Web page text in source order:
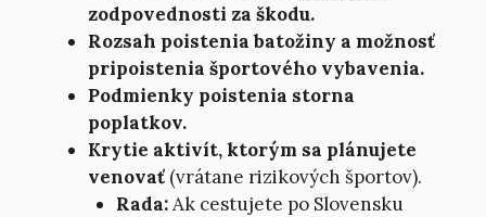
zodpovednosti za škodu.
Rozsah poistenia batožiny a možnosť
pripoistenia športového vybavenia.
Podmienky poistenia storna
poplatkov.
Krytie aktivít, ktorým sa plánujete
venovať (vrátane rizikových športov).
Rada:Ak cestujete po Slovensku